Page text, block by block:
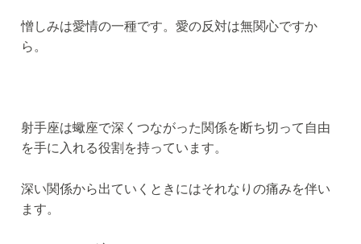
憎しみは愛情の一種です。愛の反対は無関心ですか
ら。
射手座は蠍座で深くつながった関係を断ち切って自由
を手に入れる役割を持っています。
深い関係から出ていくときにはそれなりの痛みを伴い
ます。